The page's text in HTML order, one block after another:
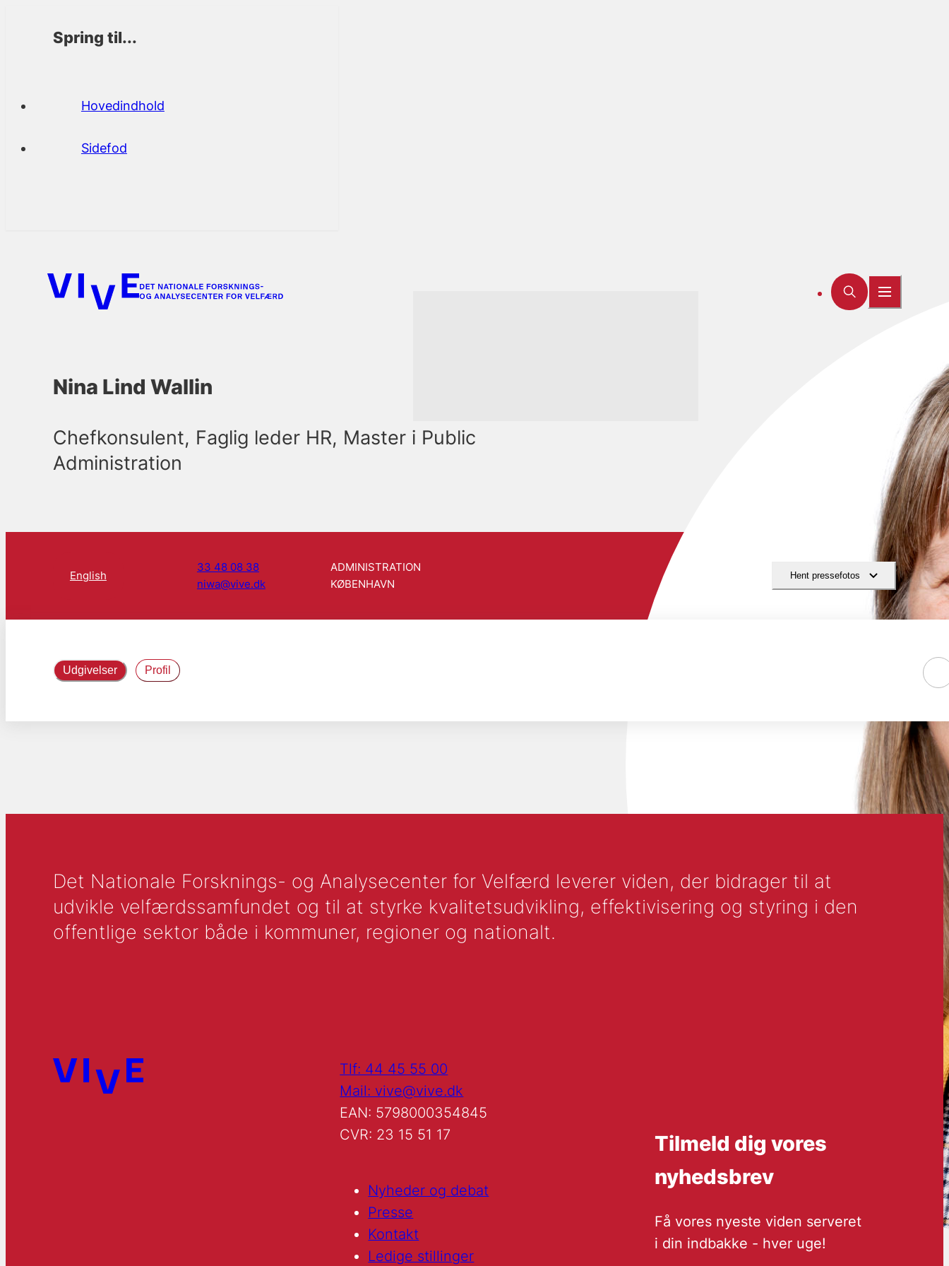
Spring til...
Hovedindhold
Sidefod
Nina Lind Wallin
Chefkonsulent, Faglig leder HR, Master i Public
Administration
English
33 48 08 38
niwa@vive.dk
ADMINISTRATION
KØBENHAVN
Hent pressefotos
Udgivelser Profil
Det Nationale Forsknings- og Analysecenter for Velfærd leverer viden, der bidrager til at
udvikle velfærdssamfundet og til at styrke kvalitetsudvikling, effektivisering og styring i den
offentlige sektor både i kommuner, regioner og nationalt.
Tlf: 44 45 55 00
Mail: vive@vive.dk
EAN: 5798000354845
CVR: 23 15 51 17
Nyheder og debat
Presse
Kontakt
Ledige stillinger
Tilmeld dig vores
nyhedsbrev
Få vores nyeste viden serveret
i din indbakke - hver uge!